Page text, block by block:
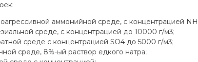
аммонийной среде, с концентрацией
среде, с концентрацией до 10000 г/м3;
среде с концентрацией SO4 до 5000 г/м3;
среде, 8%-ый раствор едкого натра;